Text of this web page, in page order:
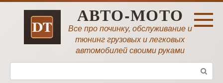
Перейти
АВТО-МОТО
Все про починку, обслуживание и
тюнинг грузовых и легковых
автомобилей своими руками
Поиск: